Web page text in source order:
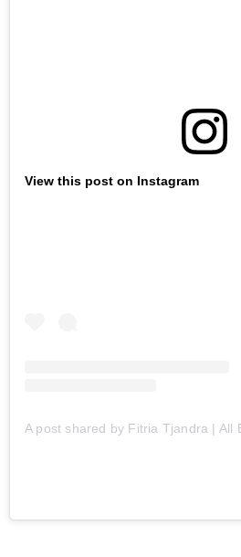
View this post on Instagram